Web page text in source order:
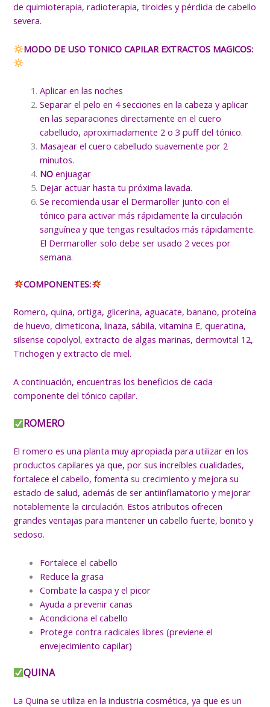
de quimioterapia, radioterapia, tiroides y pérdida de cabello
severa.
MODO DE USO TONICO CAPILAR EXTRACTOS MAGICOS:
Aplicar en las noches
Separar el pelo en 4 secciones en la cabeza y aplicar
en las separaciones directamente en el cuero
cabelludo, aproximadamente 2 o 3 puff del tónico.
Masajear el cuero cabelludo suavemente por 2
minutos.
NO enjuagar
Dejar actuar hasta tu próxima lavada.
Se recomienda usar el Dermaroller junto con el
tónico para activar más rápidamente la circulación
sanguínea y que tengas resultados más rápidamente.
El Dermaroller solo debe ser usado 2 veces por
semana.
COMPONENTES:
Romero, quina, ortiga, glicerina, aguacate, banano, proteína
de huevo, dimeticona, linaza, sábila, vitamina E, queratina,
silsense copolyol, extracto de algas marinas, dermovital 12,
Trichogen y extracto de miel.
A continuación, encuentras los beneficios de cada
componente del tónico capilar.
ROMERO
El romero es una planta muy apropiada para utilizar en los
productos capilares ya que, por sus increíbles cualidades,
fortalece el cabello, fomenta su crecimiento y mejora su
estado de salud, además de ser antiinflamatorio y mejorar
notablemente la circulación. Estos atributos ofrecen
grandes ventajas para mantener un cabello fuerte, bonito y
sedoso.
Fortalece el cabello
Reduce la grasa
Combate la caspa y el picor
Ayuda a prevenir canas
Acondiciona el cabello
Protege contra radicales libres (previene el
envejecimiento capilar)
QUINA
La Quina se utiliza en la industria cosmética, ya que es un